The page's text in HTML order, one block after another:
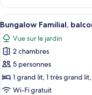
Deluxe,
balcon,
vue
jardin
le
type
de
chambre
Chambre
Double
Deluxe,
balcon,
vue
jardin
Afficher
toutes
les
photos
pour
ce
type
11
Bungalow Familial,
Vue sur le jardin
2 chambres
5 personnes
1 grand lit, 1 très grand
Wi-Fi gratuit